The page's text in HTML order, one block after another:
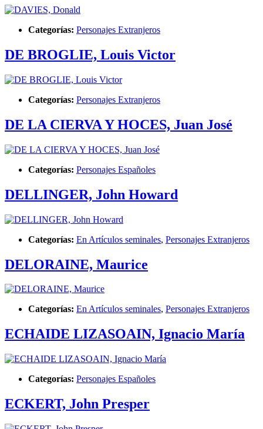
Categorías: Personajes Extranjeros
DE BROGLIE, Louis Victor
Categorías: Personajes Extranjeros
DE LA CIERVA Y HOCES, Juan José
Categorías: Personajes Españoles
DELLINGER, John Howard
Categorías: En Artículos seminales, Personajes Extranjeros
DELORAINE, Maurice
Categorías: En Artículos seminales, Personajes Extranjeros
ECHAIDE LIZASOAIN, Ignacio María
Categorías: Personajes Españoles
ECKERT, John Presper